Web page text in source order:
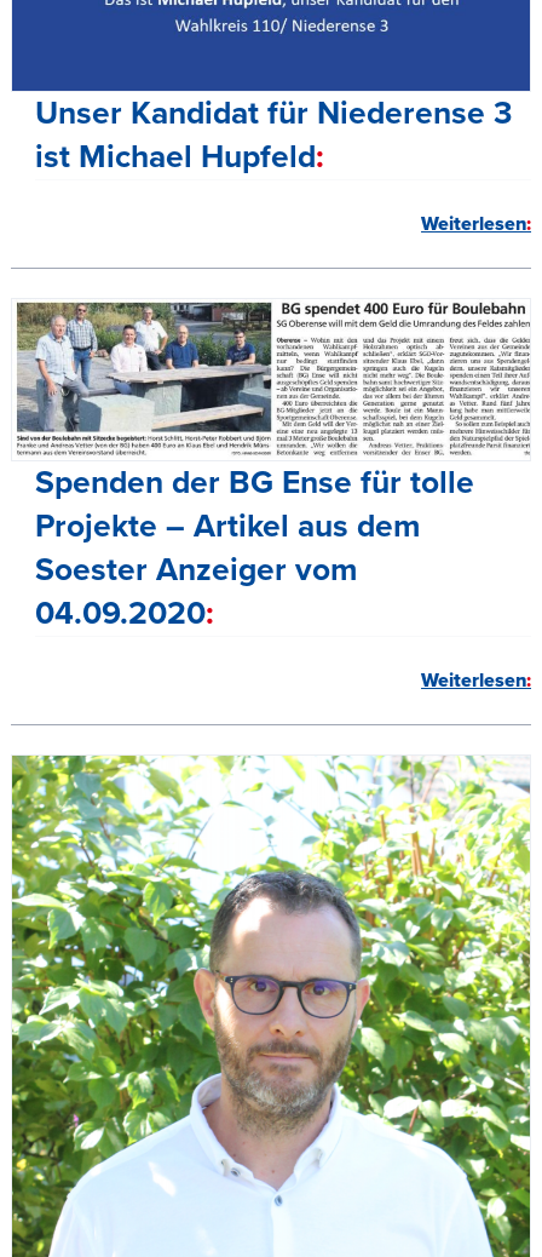
Unser Kandidat für Niederense 3
ist Michael Hupfeld
Weiterlesen
Spenden der BG Ense für tolle
Projekte – Artikel aus dem
Soester Anzeiger vom
04.09.2020
Weiterlesen